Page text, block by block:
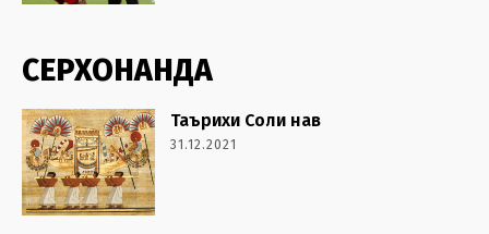
СЕРХОНАНДА
Таърихи Соли нав
31.12.2021